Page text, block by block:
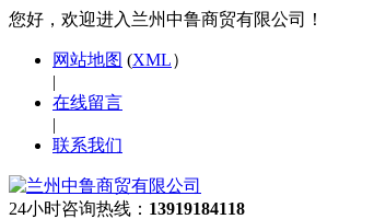
您好，欢迎进入兰州中鲁商贸有限公司！
网站地图 (XML）
|
在线留言
|
联系我们
24小时咨询热线： 13919184118